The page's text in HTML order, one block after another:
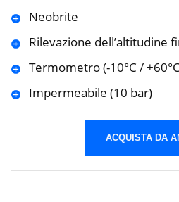
Neobrite
Rilevazione dell’altitudine
Termometro (-10°C /
Impermeabile (10 bar)
ACQUISTA DA